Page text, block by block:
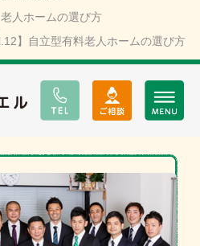
老人ホームの選び方
】自立型有料老人ホームの選び方